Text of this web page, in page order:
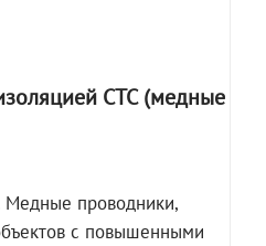
СТС (медные
проводники,
с повышенными